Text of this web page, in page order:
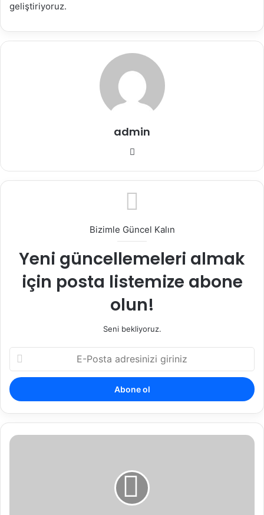
geliştiriyoruz.
admin
Bizimle Güncel Kalın
Yeni güncellemeleri almak
için posta listemize abone
olun!
Seni bekliyoruz.
Posta
adresinizi
giriniz
Kadastro